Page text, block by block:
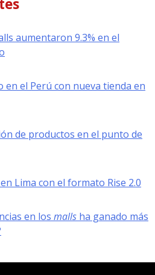
aumentaron 9.3% en el
el Perú con nueva tienda en
de productos en el punto de
Lima con el formato Rise 2.0
en los malls ha ganado más